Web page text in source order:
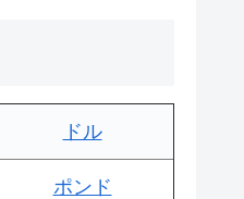
ドル
ポンド